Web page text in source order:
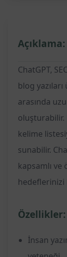
Açıklama:
ChatGPT,
blog
arasında
oluşturabilir.
kelime
sunabilir.
kapsamlı
hedeflerinizi
Özellikler:
İnsan